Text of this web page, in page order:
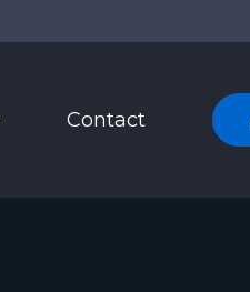
Contact